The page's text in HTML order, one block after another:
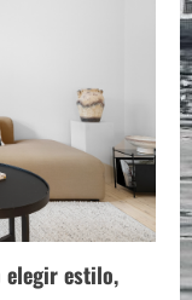
elegir estilo,